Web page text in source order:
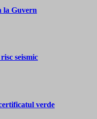
la Guvern
seismic
verde